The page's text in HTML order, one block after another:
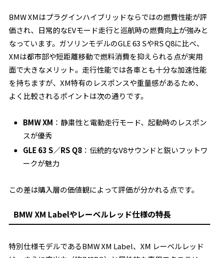
BMW XMはプラグインハイブリッドならではの燃費性能が評
価され、日常的なEVモード走行と巡航時の燃費向上が強みと
なっています。ガソリンモデルのGLE 63 SやRS Q8に比べ、
XMは都市部や短距離移動で燃料消費を抑えられる点が実用
面で大きなメリット。走行性能では各車とも十分な加速性能
を持ちますが、XM特有のレスポンスや重量感があるため、
よく比較されるポイントは次の通りです。
BMW XM ：静粛性と電動走行モード、起動時のレスポン
スが優秀
GLE 63 S／RS Q8 ：伝統的なV8サウンドと鋭いフットワ
ークが魅力
この差は購入層の価値観によって評価が分かれる点です。
BMW XM Labelやレーベルレッド仕様の特長
特別仕様モデルであるBMW XM Label、XM レーベルレッド